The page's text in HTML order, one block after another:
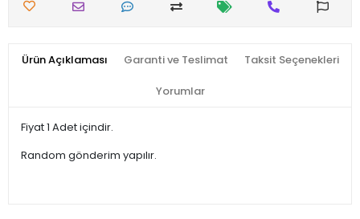
Ürün Açıklaması Garanti ve Teslimat Taksit Seçenekleri
Yorumlar
Fiyat 1 Adet içindir.
Random gönderim yapılır.